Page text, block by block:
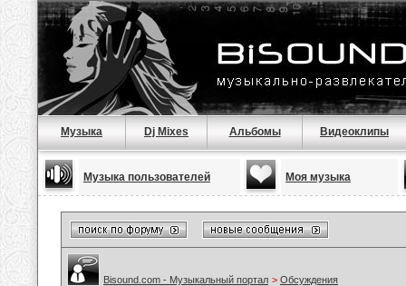
Музыка Dj Mixes Альбомы Видеоклипы
Музыка пользователей Моя музыка
Bisound.com - Музыкальный портал > Обсуждения